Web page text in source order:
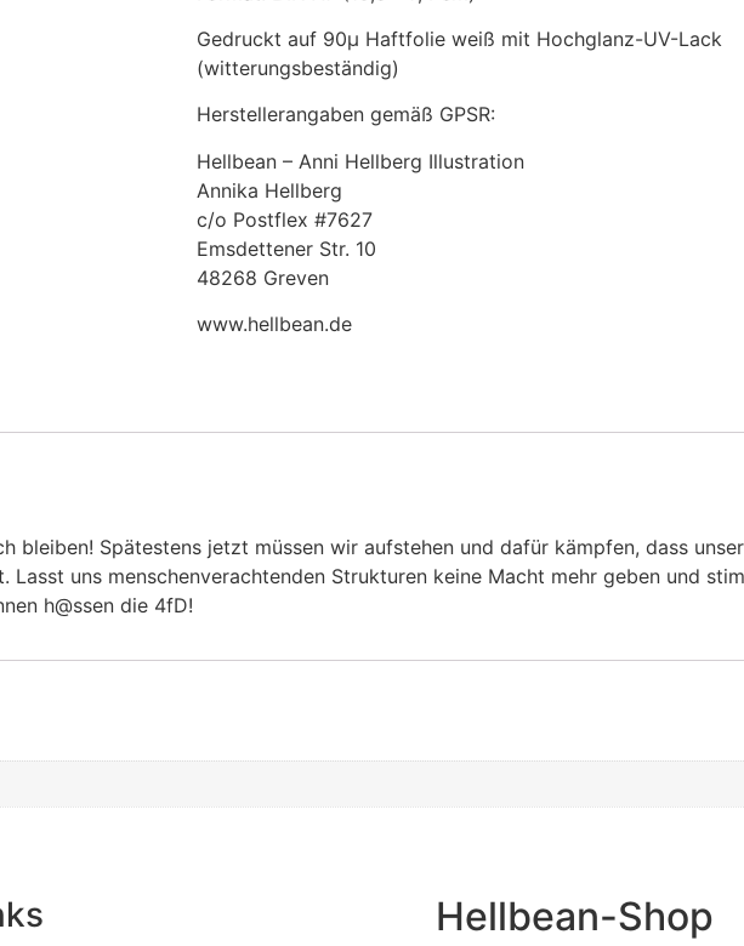
Gedruckt auf 90µ Haftfolie weiß mit Hochglanz-UV-Lack
(witterungsbeständig)
Herstellerangaben gemäß GPSR:
Hellbean – Anni Hellberg Illustration
Annika Hellberg
c/o Postflex #7627
Emsdettener Str. 10
48268 Greven
www.hellbean.de
Spätestens jetzt müssen wir aufstehen und dafür kämpfen, dass
uns menschenverachtenden Strukturen keine Macht mehr geben und
h@ssen die 4fD!
Hellbean-Shop